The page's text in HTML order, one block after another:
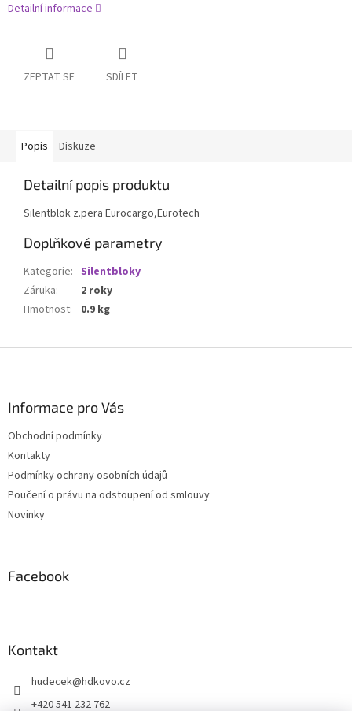
Detailní informace
ZEPTAT SE SDÍLET
Popis Diskuze
Detailní popis produktu
Silentblok z.pera Eurocargo,Eurotech
Doplňkové parametry
Kategorie: Silentbloky
Záruka:
2 roky
Hmotnost: 0.9 kg
Informace pro Vás
Obchodní podmínky
Kontakty
Podmínky ochrany osobních údajů
Poučení o právu na odstoupení od smlouvy
Novinky
Facebook
Kontakt
hudecek@hdkovo.cz
+420 541 232 762